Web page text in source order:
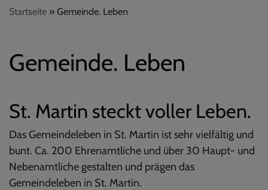
Startseite Gemeinde. Leben
Gemeinde. Leben
St. Martin steckt voller Leben.
Das Gemeindeleben in St. Martin ist sehr vielfältig und
bunt. Ca. 200 Ehrenamtliche und über 30 Haupt- und
Nebenamtliche gestalten und prägen das
Gemeindeleben in St. Martin.